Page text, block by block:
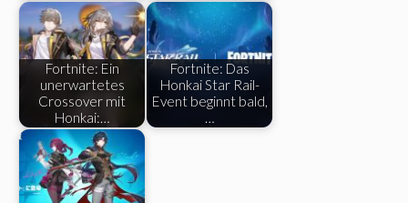
Fortnite: Ein
unerwartetes
Crossover mit
Honkai:…
Fortnite: Das
Honkai Star Rail-
Event beginnt bald,
…